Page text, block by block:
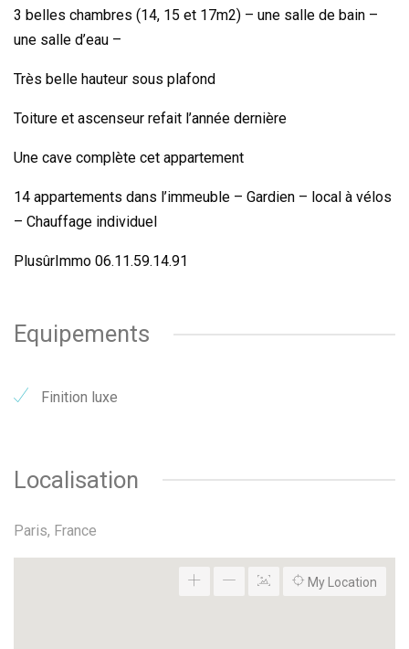
3 belles chambres (14, 15 et 17m2) – une salle de bain –
une salle d’eau –
Très belle hauteur sous plafond
Toiture et ascenseur refait l’année dernière
Une cave complète cet appartement
14 appartements dans l’immeuble – Gardien – local à vélos
– Chauffage individuel
PlusûrImmo 06.11.59.14.91
Equipements
Finition luxe
Localisation
Paris, France
My Location